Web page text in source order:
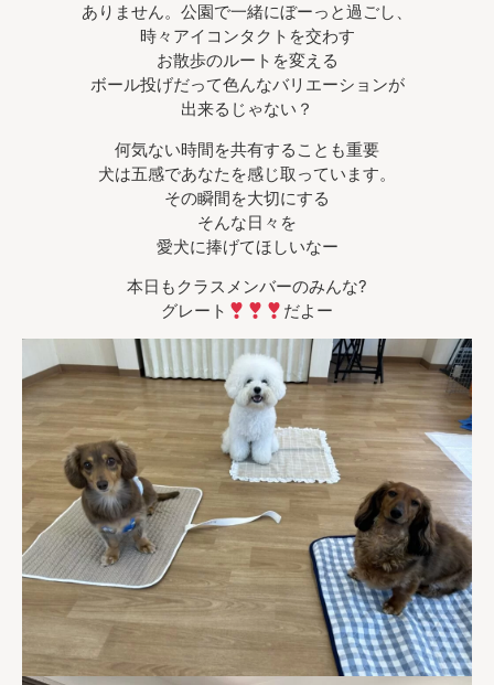
ありません。公園で一緒にぼーっと過ごし、
時々アイコンタクトを交わす
お散歩のルートを変える
ボール投げだって色んなバリエーションが
出来るじゃない？
何気ない時間を共有することも重要
犬は五感であなたを感じ取っています。
その瞬間を大切にする
そんな日々を
愛犬に捧げてほしいなー
本日もクラスメンバーのみんな?
グレート
だよー